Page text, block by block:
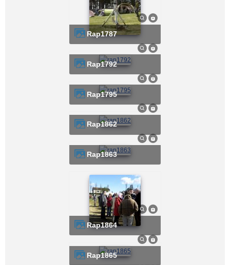
rap1787
rap1792
rap1795
rap1862
rap1863
rap1864
rap1865